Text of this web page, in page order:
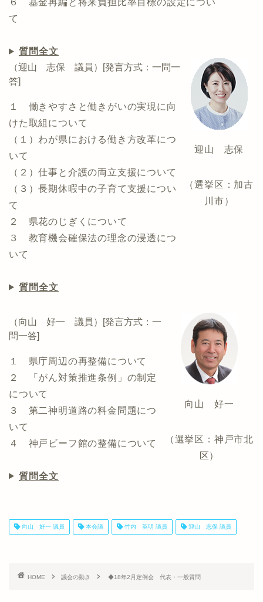
６ 基金再編と将来負担比率目標の設定につい
て
質問全文
（迎山 志保 議員）[発言方式：一問一
答]
１ 働きやすさと働きがいの実現に向
けた取組について
（１）わが県における働き方改革につ
いて
（２）仕事と介護の両立支援について
（３）長期休暇中の子育て支援につい
て
２ 県花のじぎくについて
３ 教育機会確保法の理念の浸透につ
いて
質問全文
迎山 志保
（選挙区：加古
川市）
（向山 好一 議員）[発言方式：一
問一答]
１ 県庁周辺の再整備について
２ 「がん対策推進条例」の制定
について
３ 第二神明道路の料金問題につ
いて
４ 神戸ビーフ館の整備について
質問全文
向山 好一
（選挙区：神戸市北
区）
向山 好一 議員 本会議 竹内 英明 議員 迎山 志保 議員
HOME 議会の動き ◆18年2月定例会 代表・一般質問